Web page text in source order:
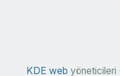
KDE web yöneticileri